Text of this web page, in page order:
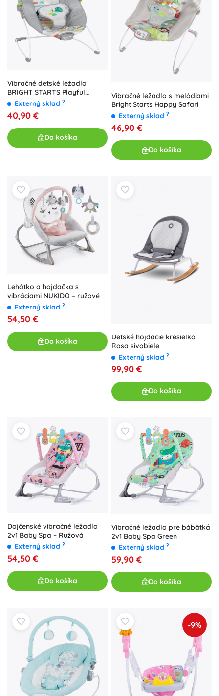
Vibračné detské ležadlo
BRIGHT STARTS Playful
Paradise
Externý sklad ?
40,90 €
Do košíka
Vibračné ležadlo s melódiami
Bright Starts Happy Safari
Externý sklad ?
46,90 €
Do košíka
Lehátko a hojdačka s
vibráciami NUKIDO – ružové
Externý sklad ?
54,50 €
Do košíka
Detské hojdacie kresielko
Rosa sivobiele
Externý sklad ?
99,90 €
Do košíka
Dojčenské vibračné ležadlo
2v1 Baby Spa – Ružová
Externý sklad ?
54,50 €
Do košíka
Vibračné ležadlo pre bábätká
2v1 Baby Spa Green
Externý sklad ?
59,90 €
Do košíka
-9%